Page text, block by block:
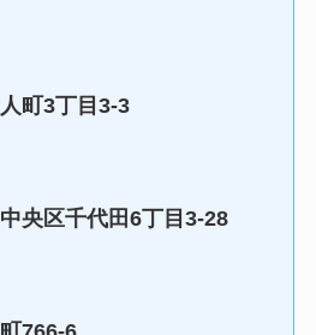
町3丁目3-3
央区千代田6丁目3-28